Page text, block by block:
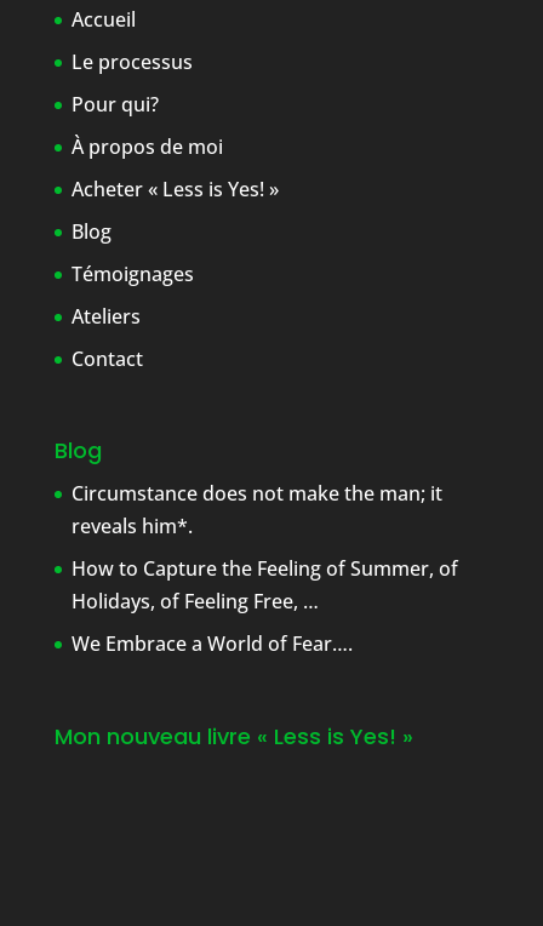
Accueil
Le processus
Pour qui?
À propos de moi
Acheter « Less is Yes! »
Blog
Témoignages
Ateliers
Contact
Blog
Circumstance does not make the man; it
reveals him*.
How to Capture the Feeling of Summer, of
Holidays, of Feeling Free, …
We Embrace a World of Fear….
Mon nouveau livre « Less is Yes! »